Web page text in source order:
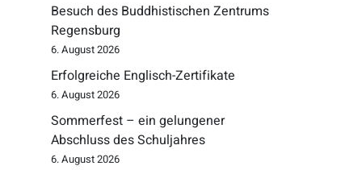
Besuch des Buddhistischen Zentrums
Regensburg
6. August 2026
Erfolgreiche Englisch-Zertifikate
6. August 2026
Sommerfest – ein gelungener
Abschluss des Schuljahres
6. August 2026